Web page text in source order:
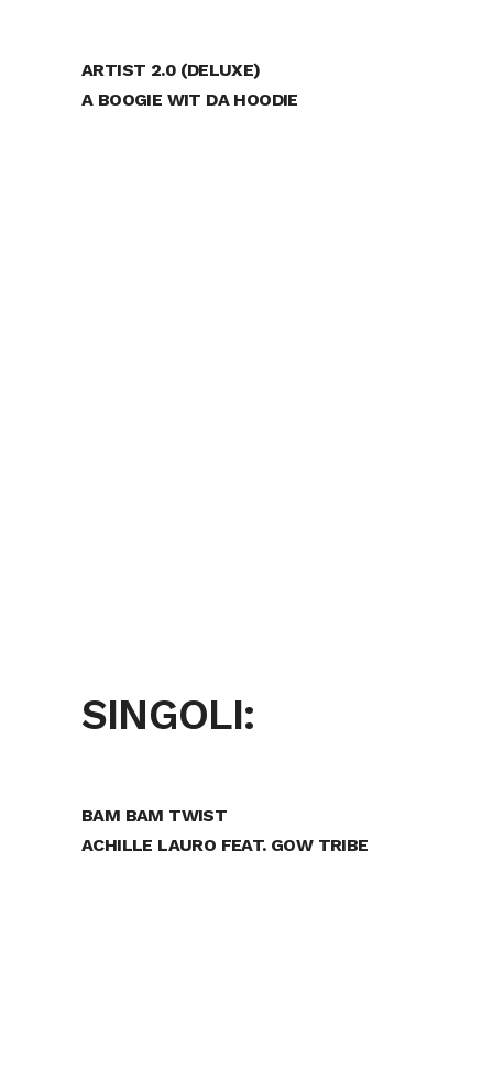
ARTIST 2.0 (DELUXE)
A BOOGIE WIT DA HOODIE
SINGOLI:
BAM BAM TWIST
ACHILLE LAURO FEAT. GOW TRIBE